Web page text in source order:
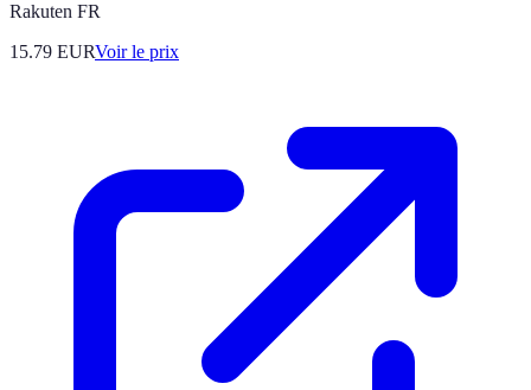
Rakuten FR
15.79 EURVoir le prix